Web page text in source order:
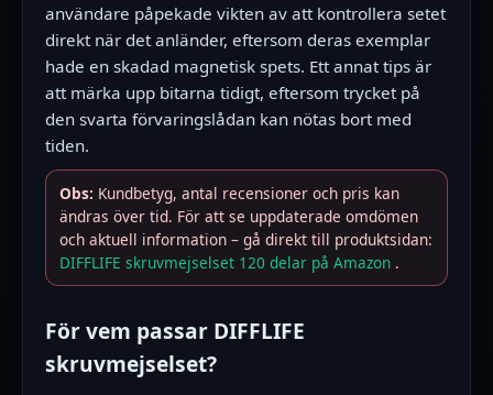
användare påpekade vikten av att kontrollera setet
direkt när det anländer, eftersom deras exemplar
hade en skadad magnetisk spets. Ett annat tips är
att märka upp bitarna tidigt, eftersom trycket på
den svarta förvaringslådan kan nötas bort med
tiden.
Obs: Kundbetyg, antal recensioner och pris kan
ändras över tid. För att se uppdaterade omdömen
och aktuell information – gå direkt till produktsidan:
DIFFLIFE skruvmejselset 120 delar på Amazon .
För vem passar DIFFLIFE
skruvmejselset?